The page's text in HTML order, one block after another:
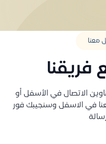
معنا
الاتصال في الأسفل أو
في الاسفل وسنجيبك فور